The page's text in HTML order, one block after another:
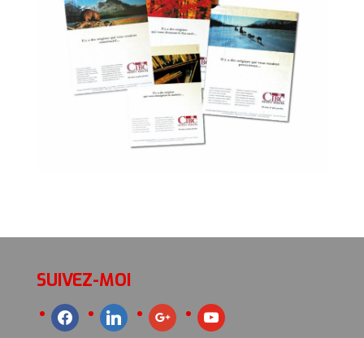
SUIVEZ-MOI
facebooklinkedin google youtube